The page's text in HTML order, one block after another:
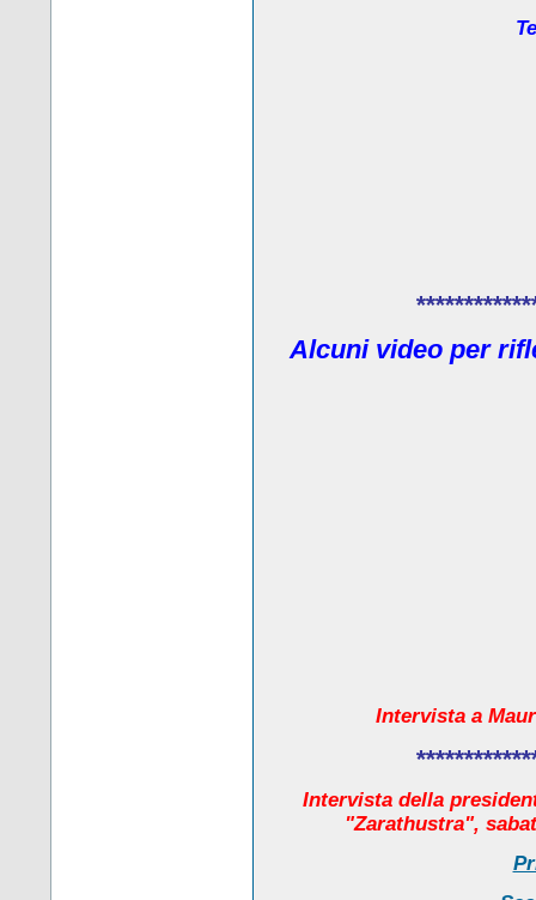
Alcuni video per
Intervista a
Intervista della
"Zarathustra",